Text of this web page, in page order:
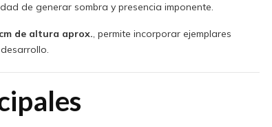
de generar sombra y presencia imponente.
de altura aprox., permite incorporar ejemplares